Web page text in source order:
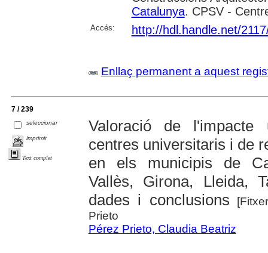
Catalunya. CPSV -
Accés: http://hdl.handle.net/
Enllaç permanent a aquest
7 / 239
seleccionar
imprimir
Text complet
Valoració de l'impacte
centres universitaris i de
en els municipis de
Vallès, Girona, Lleida,
dades i conclusions
Prieto
Pérez Prieto, Claudia Beatriz